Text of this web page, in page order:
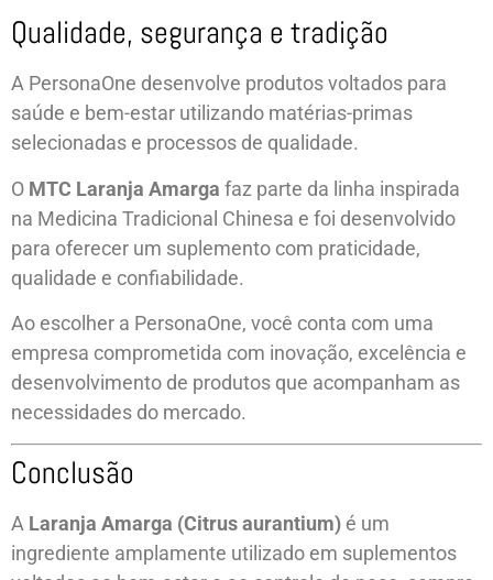
Qualidade, segurança e tradição
A PersonaOne desenvolve produtos voltados para
saúde e bem-estar utilizando matérias-primas
selecionadas e processos de qualidade.
O MTC Laranja Amarga faz parte da linha inspirada
na Medicina Tradicional Chinesa e foi desenvolvido
para oferecer um suplemento com praticidade,
qualidade e confiabilidade.
Ao escolher a PersonaOne, você conta com uma
empresa comprometida com inovação, excelência e
desenvolvimento de produtos que acompanham as
necessidades do mercado.
Conclusão
A Laranja Amarga (Citrus aurantium) é um
ingrediente amplamente utilizado em suplementos